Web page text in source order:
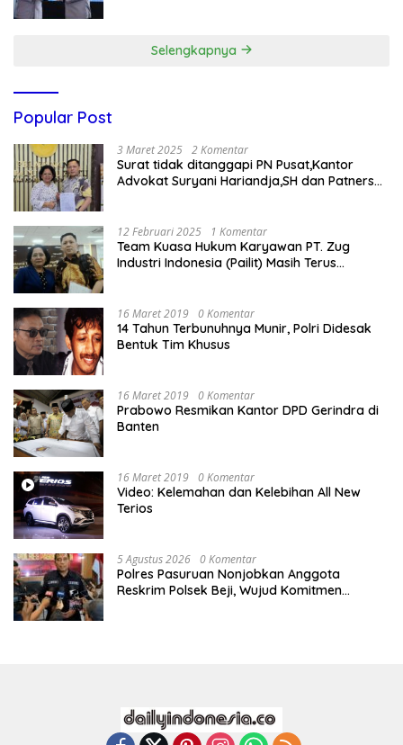
Selengkapnya
Popular Post
3 Maret 2025 2 Komentar
Surat tidak ditanggapi PN Pusat,Kantor
Advokat Suryani Hariandja,SH dan Patners
12 Februari 2025 1 Komentar
Team Kuasa Hukum Karyawan PT. Zug
Industri Indonesia (Pailit) Masih Terus
16 Maret 2019 0 Komentar
14 Tahun Terbunuhnya Munir, Polri Didesak
Bentuk Tim Khusus
16 Maret 2019 0 Komentar
Prabowo Resmikan Kantor DPD Gerindra di
Banten
16 Maret 2019 0 Komentar
Video: Kelemahan dan Kelebihan All New
Terios
5 Agustus 2026 0 Komentar
Polres Pasuruan Nonjobkan Anggota
Reskrim Polsek Beji, Wujud Komitmen